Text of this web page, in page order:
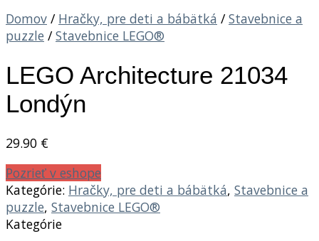
Domov / Hračky, pre deti a bábätká / Stavebnice a
puzzle / Stavebnice LEGO®
LEGO Architecture 21034
Londýn
29.90 €
Pozrieť v eshope
Kategórie: Hračky, pre deti a bábätká, Stavebnice a
puzzle, Stavebnice LEGO®
Kategórie